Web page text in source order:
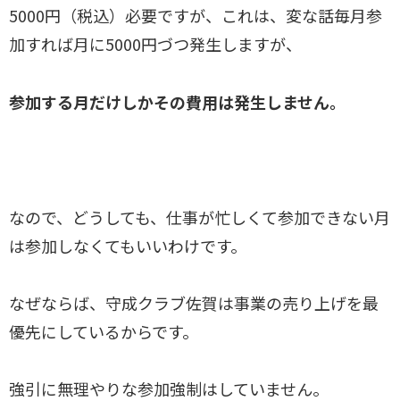
5000円（税込）必要ですが、これは、変な話毎月参
加すれば月に5000円づつ発生しますが、
参加する月だけしかその費用は発生しません。
なので、どうしても、仕事が忙しくて参加できない月
は参加しなくてもいいわけです。
なぜならば、守成クラブ佐賀は事業の売り上げを最
優先にしているからです。
強引に無理やりな参加強制はしていません。